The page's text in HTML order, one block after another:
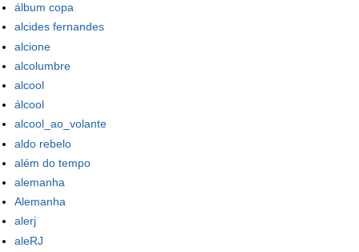
álbum copa
alcides fernandes
alcione
alcolumbre
alcool
álcool
alcool_ao_volante
aldo rebelo
além do tempo
alemanha
Alemanha
alerj
aleRJ